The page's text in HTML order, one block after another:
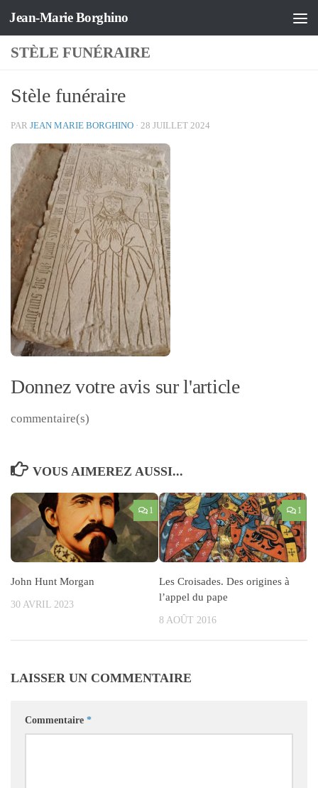
Skip to content
Jean-Marie Borghino
STÈLE FUNÉRAIRE
Stèle funéraire
PAR JEAN MARIE BORGHINO · 28 JUILLET 2024
Donnez votre avis sur l'article
commentaire(s)
VOUS AIMEREZ AUSSI...
1
John Hunt Morgan
30 AVRIL 2023
1
Les Croisades. Des origines à
l’appel du pape
8 AOÛT 2016
LAISSER UN COMMENTAIRE
Commentaire *